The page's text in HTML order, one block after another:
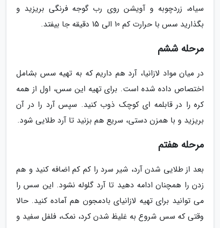
سیاه، زردچوبه و آویشن روی رب گوجه فرنگی بریزید و
بگذارید سس با حرارت کم 10 الی 15 دقیقه جا بیفتد.
مرحله ششم
در میان مواد لازانیا، آرد هم داریم که به تهیه سس بشامل
اختصاص داده شده است. برای تهیه این سس، اول از همه
کره را در قابلمه ای کوچک ذوب کنید. سپس آرد را در آن
بریزید و با همزن دستی، سریع هم بزنید تا آرد طلایی شود.
مرحله هفتم
بعد از طلایی شدن آرد، شیر سرد را کم کم اضافه کنید و هم
زدن را همچنان ادامه دهید تا آرد گلوله نشود. این سس را
می توانید برای تهیه لازانیای بادمجون هم آماده کنید. حالا
وقتی که سس شروع به غلیظ شدن کرد، نمک، فلفل سفید و